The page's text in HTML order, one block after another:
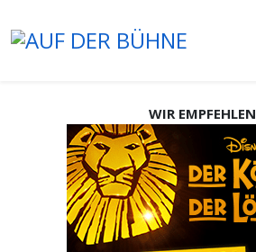
WIR EMPFEHLEN